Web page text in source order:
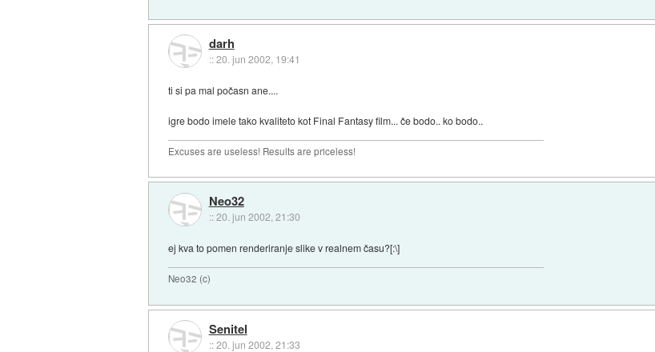
darh
::20. jun 2002, 19:41
ti si pa mal počasn ane....
igre bodo imele tako kvaliteto kot Final Fantasy film... če bodo.. ko bodo..
Excuses are useless! Results are priceless!
Neo32
::20. jun 2002, 21:30
ej kva to pomen renderiranje slike v realnem času?[:\]
Neo32 (c)
Senitel
::20. jun 2002, 21:33